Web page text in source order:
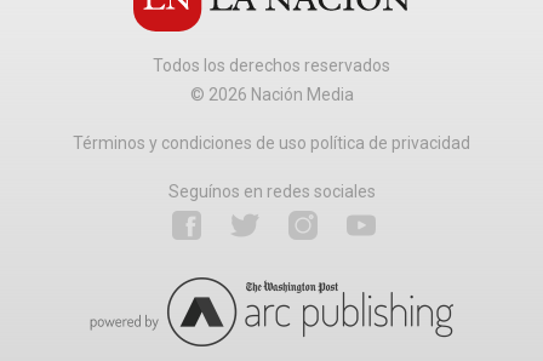
Todos los derechos reservados
© 2026 Nación Media
Términos y condiciones de uso política de privacidad
Seguínos en redes sociales